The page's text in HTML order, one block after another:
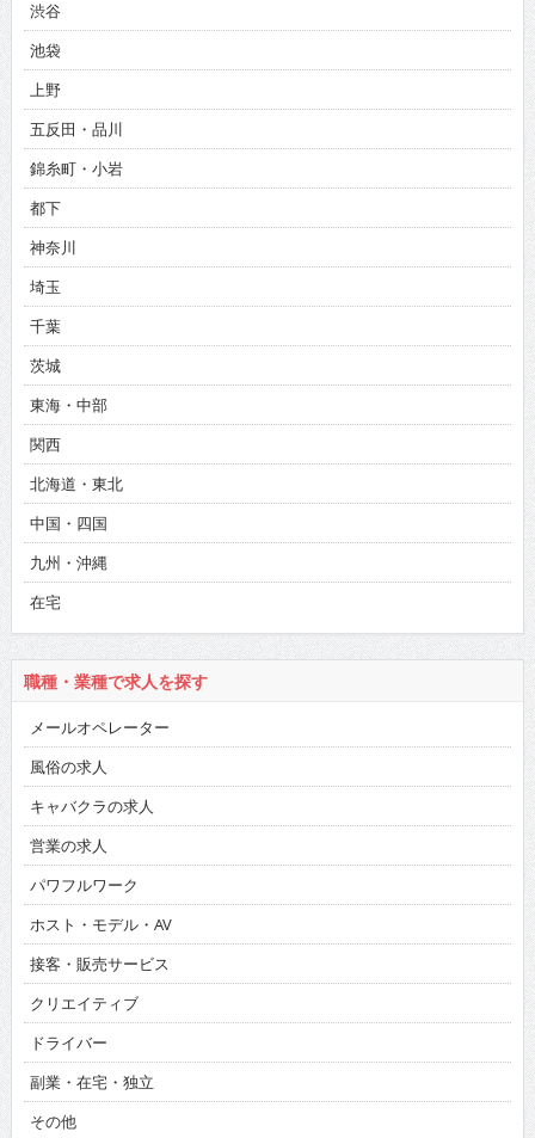
渋谷
池袋
上野
五反田・品川
錦糸町・小岩
都下
神奈川
埼玉
千葉
茨城
東海・中部
関西
北海道・東北
中国・四国
九州・沖縄
在宅
職種・業種で求人を探す
メールオペレーター
風俗の求人
キャバクラの求人
営業の求人
パワフルワーク
ホスト・モデル・AV
接客・販売サービス
クリエイティブ
ドライバー
副業・在宅・独立
その他